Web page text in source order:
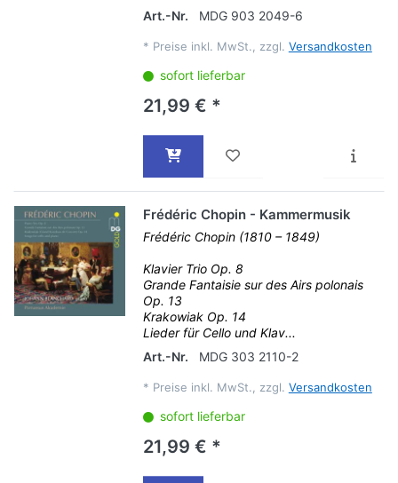
Art.-Nr.
MDG 903 2049-6
* Preise inkl. MwSt., zzgl. Versandkosten
sofort lieferbar
21,99 € *
Frédéric Chopin - Kammermusik
Frédéric Chopin (1810 – 1849)
Klavier Trio Op. 8
Grande Fantaisie sur des Airs polonais
Op. 13
Krakowiak Op. 14
Lieder für Cello und Klav...
Art.-Nr.
MDG 303 2110-2
* Preise inkl. MwSt., zzgl. Versandkosten
sofort lieferbar
21,99 € *